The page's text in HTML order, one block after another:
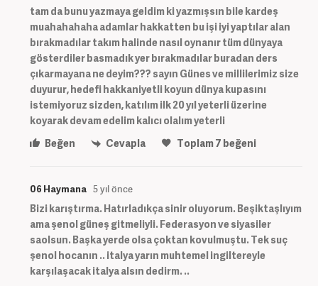
tam da bunu yazmaya geldim ki yazmışsın bile kardeş
muahahahaha adamlar hakkatten bu işi iyi yaptılar alan
bırakmadılar takım halinde nasıl oynanır tüm dünyaya
gösterdiler basmadık yer bırakmadılar buradan ders
çıkarmayana ne deyim??? sayın Günes ve millilerimiz size
duyurur, hedefi hakkaniyetli koyun dünya kupasını
istemiyoruz sizden, katılım ilk 20 yıl yeterli üzerine
koyarak devam edelim kalıcı olalım yeterli
Beğen
Cevapla Toplam7 beğeni
06 Haymana 5 yıl önce
Bizi karıştırma. Hatırladıkça sinir oluyorum. Beşiktaşlıyım
ama şenol güneş gitmeliyli. Federasyon ve siyasiler
saolsun. Başka yerde olsa çoktan kovulmuştu. Tek suç
şenol hocanın .. italya yarın muhtemel ingiltereyle
karşılaşacak italya alsın dedirm. ..